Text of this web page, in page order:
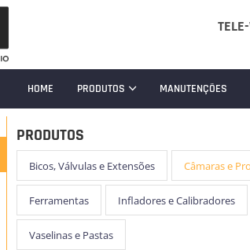
HOME PRODUTOS MANUTENÇÕES
PRODUTOS
Bicos, Válvulas e Extensões Câmaras e
Ferramentas Infladores e Calibradores
Vaselinas e Pastas